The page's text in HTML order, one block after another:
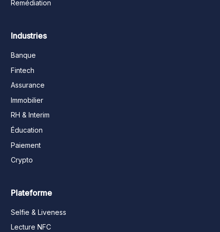
Remédiation
Industries
Banque
Fintech
Assurance
Immobilier
RH & Interim
Éducation
Paiement
Crypto
Plateforme
Selfie & Liveness
Lecture NFC